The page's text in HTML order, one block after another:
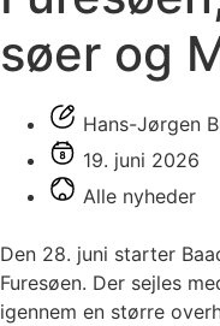
søer og
Hans-Jørgen
19. juni 2026
Alle nyheder
Den 28. juni starter
Furesøen. Der sejles
igennem en større